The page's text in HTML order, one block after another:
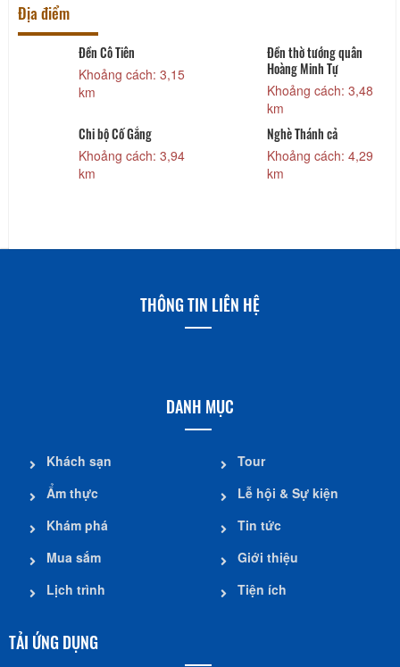
Địa điểm
Đền Cô Tiên
Khoảng cách: 3,15
km
Đền thờ tướng quân
Hoàng Minh Tự
Khoảng cách: 3,48
km
Chi bộ Cố Gắng
Khoảng cách: 3,94
km
Nghè Thánh cả
Khoảng cách: 4,29
km
THÔNG TIN LIÊN HỆ
DANH MỤC
Khách sạn
Ẩm thực
Khám phá
Mua sắm
Lịch trình
Tour
Lễ hội & Sự kiện
Tin tức
Giới thiệu
Tiện ích
TẢI ỨNG DỤNG